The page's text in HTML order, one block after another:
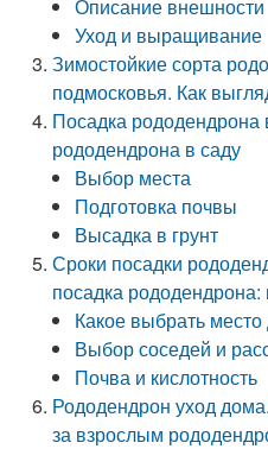
Описание внешности
Уход и выращивание
Зимостойкие сорта
подмосковья. Как
Посадка рододендрона
рододендрона в саду
Выбор места
Подготовка почвы
Высадка в грунт
Сроки посадки
посадка рододендрона:
Какое выбрать
Выбор соседей и
Почва и кислотность
Рододендрон уход
за взрослым